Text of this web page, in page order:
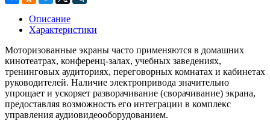
Описание
Характеристики
Моторизованные экраны часто применяются в домашних
кинотеатрах, конференц-залах, учебных заведениях,
тренинговых аудиториях, переговорных комнатах и кабинетах
руководителей. Наличие электропривода значительно
упрощает и ускоряет разворачивание (сворачивание) экрана,
предоставляя возможность его интеграции в комплекс
управления аудиовидеооборудованием.